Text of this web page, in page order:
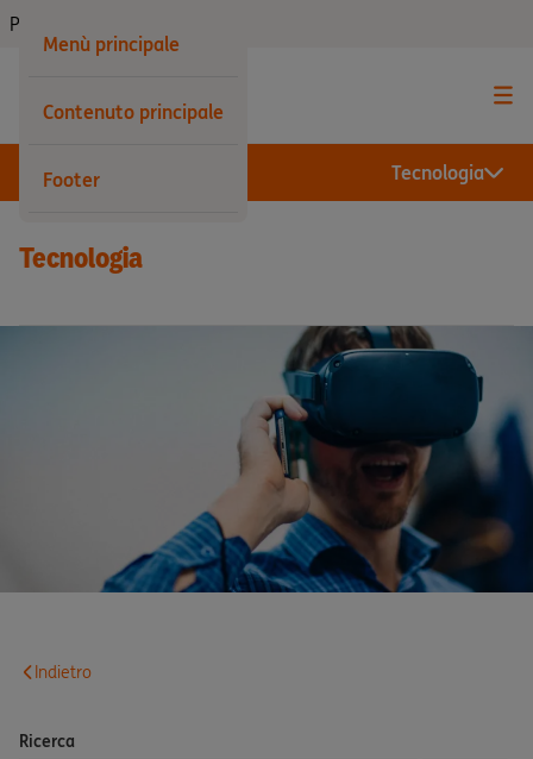
Menù principale
Contenuto principale
Footer
Privati
Tecnologia
Tecnologia
Indietro
Ricerca